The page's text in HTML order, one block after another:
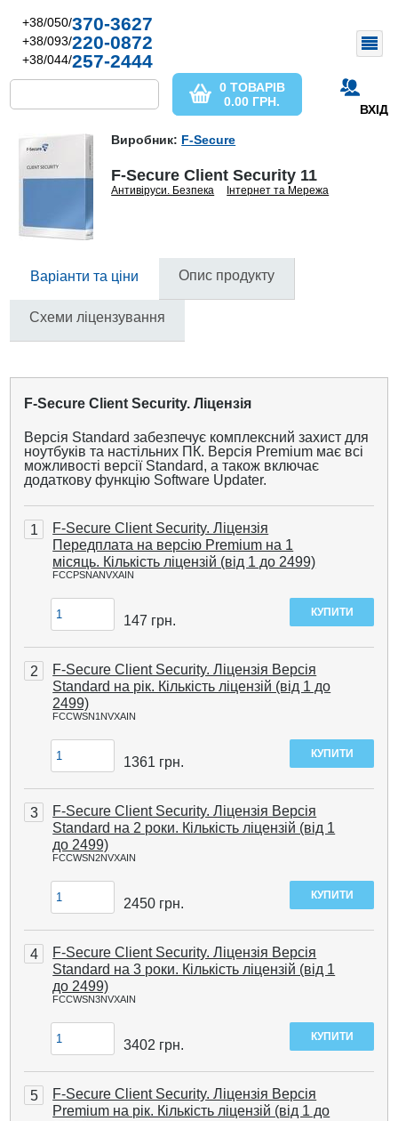
+38/050/370-3627
+38/093/220-0872
+38/044/257-2444
ВХІД
0 ТОВАРІВ
0.00 ГРН.
Виробник: F-Secure
F-Secure Client Security 11
Антивіруси. Безпека Інтернет та Мережа
Варіанти та ціни Опис продукту
Схеми ліцензування
F-Secure Client Security. Ліцензія
Версія Standard забезпечує комплексний захист для
ноутбуків та настільних ПК. Версія Premium має всі
можливості версії Standard, а також включає
додаткову функцію Software Updater.
1
F-Secure Client Security. Ліцензія
Передплата на версію Premium на 1
місяць. Кількість ліцензій (від 1 до 2499)
FCCPSNANVXAIN
147 грн.
2
F-Secure Client Security. Ліцензія Версія
Standard на рік. Кількість ліцензій (від 1 до
2499)
FCCWSN1NVXAIN
1361 грн.
3
F-Secure Client Security. Ліцензія Версія
Standard на 2 роки. Кількість ліцензій (від 1
до 2499)
FCCWSN2NVXAIN
2450 грн.
4
F-Secure Client Security. Ліцензія Версія
Standard на 3 роки. Кількість ліцензій (від 1
до 2499)
FCCWSN3NVXAIN
3402 грн.
5
F-Secure Client Security. Ліцензія Версія
Premium на рік. Кількість ліцензій (від 1 до